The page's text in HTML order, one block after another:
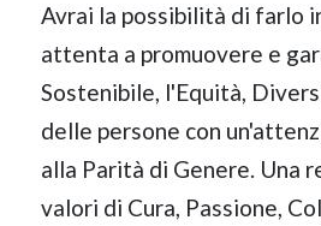
Avrai la possibilità di farlo
attenta a promuovere e
Sostenibile, l'Equità,
delle persone con
alla Parità di Genere. Una
valori di Cura, Passione,